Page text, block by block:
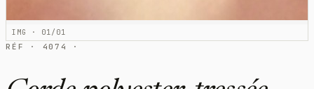
IMG · 01/01
RÉF · 4074 ·